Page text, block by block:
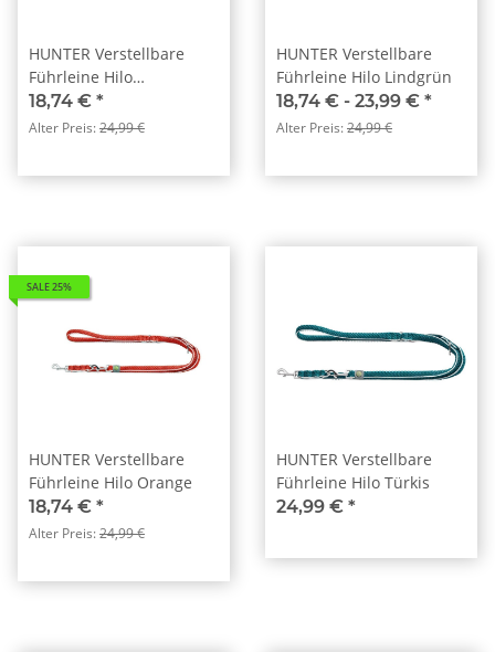
HUNTER Verstellbare
Führleine Hilo
Dunkelgrün
18,74 € *
Alter Preis:24,99 €
HUNTER Verstellbare
Führleine Hilo Lindgrün
18,74 € - 23,99 € *
Alter Preis:24,99 €
SALE 25%
HUNTER Verstellbare
Führleine Hilo Orange
18,74 € *
Alter Preis:24,99 €
HUNTER Verstellbare
Führleine Hilo Türkis
24,99 € *